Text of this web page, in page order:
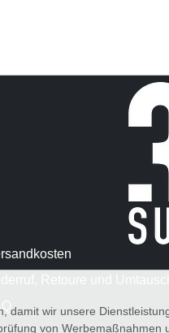
damit wir unsere
von